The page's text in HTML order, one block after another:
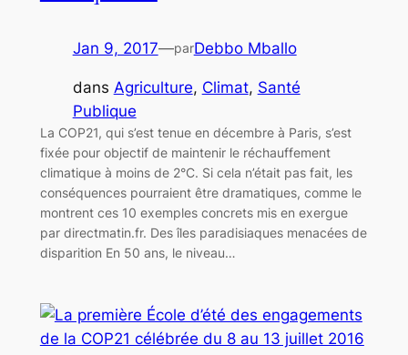
Jan 9, 2017—parDebbo Mballo
dans Agriculture, Climat, Santé
Publique
La COP21, qui s’est tenue en décembre à Paris, s’est
fixée pour objectif de maintenir le réchauffement
climatique à moins de 2°C. Si cela n’était pas fait, les
conséquences pourraient être dramatiques, comme le
montrent ces 10 exemples concrets mis en exergue
par directmatin.fr. Des îles paradisiaques menacées de
disparition En 50 ans, le niveau…